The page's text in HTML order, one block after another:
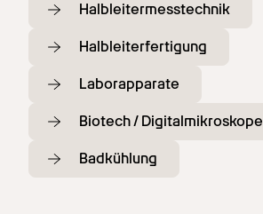
Halbleitermesstechnik
Halbleiterfertigung
Laborapparate
Biotech / Digitalmikroskope
Badkühlung